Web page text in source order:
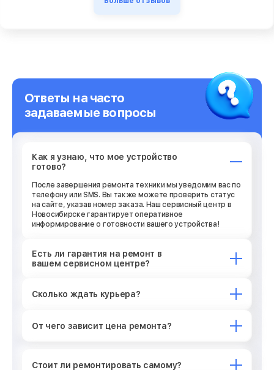
Ответы на часто
задаваемые вопросы
Как я узнаю, что мое устройство
готово?
После завершения ремонта техники мы уведомим вас по
телефону или SMS. Вы также можете проверить статус
на сайте, указав номер заказа. Наш сервисный центр в
Новосибирске гарантирует оперативное
информирование о готовности вашего устройства!
Есть ли гарантия на ремонт в
вашем сервисном центре?
Сколько ждать курьера?
От чего зависит цена ремонта?
Стоит ли ремонтировать самому?